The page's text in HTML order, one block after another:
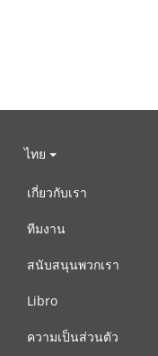
ไทย
เกี่ยวกับเรา
ทีมงาน
สนับสนุนพวกเรา
Libro
ความเป็นส่วนตัว